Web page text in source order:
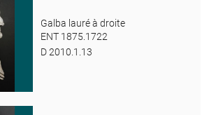
Galba lauré à droite
ENT 1875.1722
D 2010.1.13